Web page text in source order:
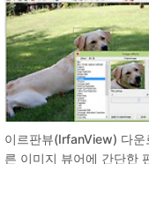
이르판뷰(IrfanView) 다운
른 이미지 뷰어에 간단한